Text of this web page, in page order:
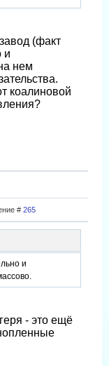
(факт
и
нем
коалиновой
# 265
и
- это ещë